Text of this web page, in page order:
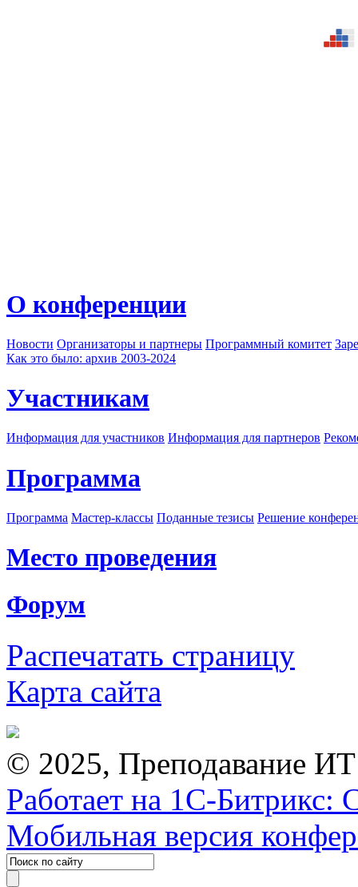
О конференции
Новости Организаторы и партнеры Программный комитет
Как это было: архив 2003-2024
Участникам
Информация для участников Информация для партнеров
Программа
Программа Мастер-классы Поданные тезисы Решение
Место проведения
Форум
Распечатать страницу
Карта сайта
© 2025, Преподавание
Работает на 1С-Битрикс:
Мобильная версия